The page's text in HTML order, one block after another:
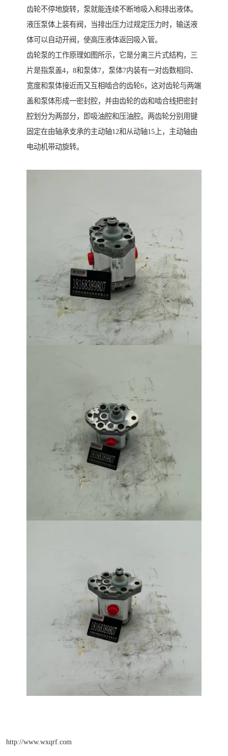
齿轮不停地旋转，泵就能连续不断地吸入和排出液体。
液压泵体上装有阀，当排出压力过规定压力时，输送液
体可以自动开阀，使高压液体返回吸入管。
齿轮泵的工作原理如图所示，它是分离三片式结构，三
片是指泵盖4，8和泵体7，泵体7内装有一对齿数相同、
宽度和泵体接近而又互相啮合的齿轮6，这对齿轮与两端
盖和泵体形成一密封腔，并由齿轮的齿和啮合线把密封
腔划分为两部分，即吸油腔和压油腔。两齿轮分别用键
固定在由轴承支承的主动轴12和从动轴15上，主动轴由
电动机带动旋转。
http://www.wxqrf.com